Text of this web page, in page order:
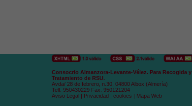
Consocrio Almanzora-Levante-Vélez. Para Recogida y
Tratamiento de RSU.
Avda/ 28 de febrero, n.30, 04800 Albox (Almería)
Telf. 950430229 Fax. 950121204
Aviso Legal | Privacidad | cookies | Mapa Web